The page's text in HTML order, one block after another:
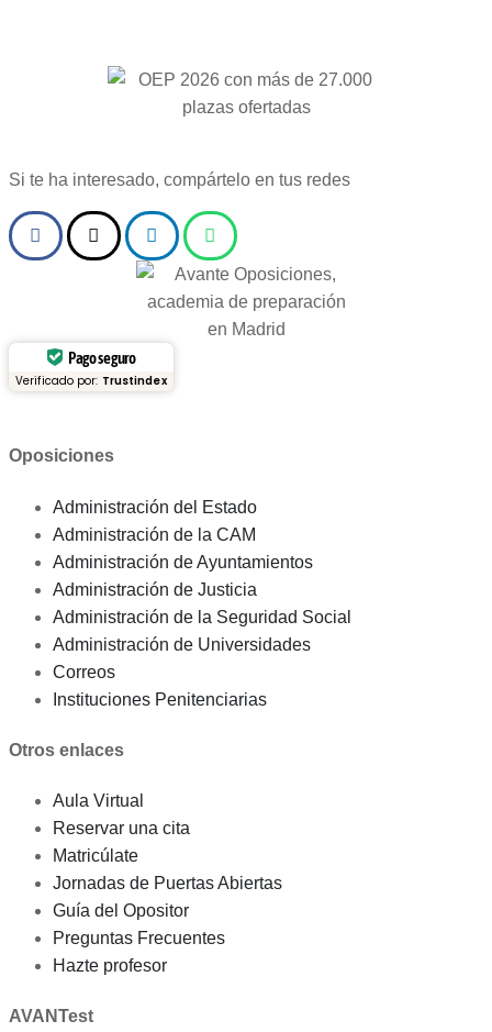
Si te ha interesado, compártelo en tus redes
Pago seguro
Verificado por: Trustindex
Oposiciones
Administración del Estado
Administración de la CAM
Administración de Ayuntamientos
Administración de Justicia
Administración de la Seguridad Social
Administración de Universidades
Correos
Instituciones Penitenciarias
Otros enlaces
Aula Virtual
Reservar una cita
Matricúlate
Jornadas de Puertas Abiertas
Guía del Opositor
Preguntas Frecuentes
Hazte profesor
AVANTest